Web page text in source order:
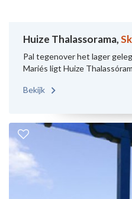
Huize Thalassorama,
Pal tegenover het lager
Mariés ligt Huize
Bekijk